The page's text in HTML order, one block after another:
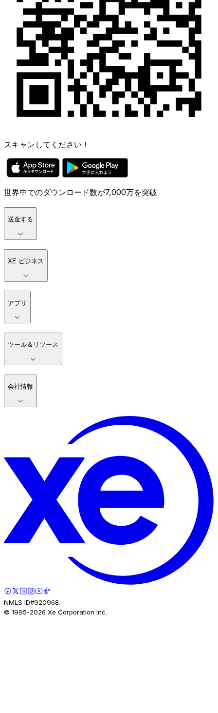
スキャンしてください！
世界中でのダウンロード数が7,000万を突破
送金する
XE ビジネス
アプリ
ツール＆リソース
会社情報
NMLS ID#920968.
© 1995-2026 Xe Corporation Inc.